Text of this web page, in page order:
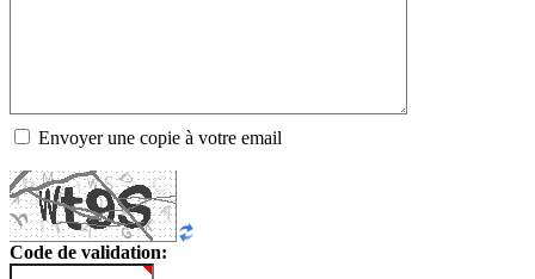
Envoyer une copie à votre email
Code de validation: